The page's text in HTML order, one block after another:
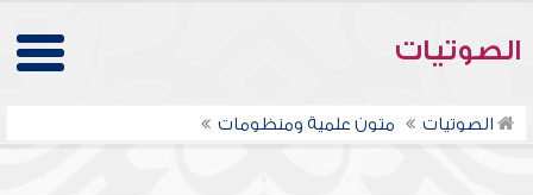
الصوتيات
الصوتيات متون علمية ومنظومات